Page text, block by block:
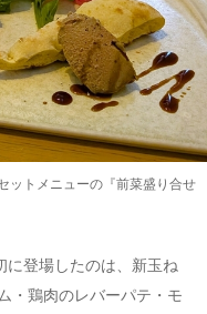
ットメニューの『前菜盛り合せ
に登場したのは、新玉ね
・鶏肉のレバーパテ・モ